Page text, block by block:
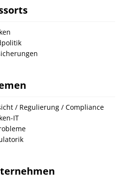
/ Regulierung / Compliance
IT